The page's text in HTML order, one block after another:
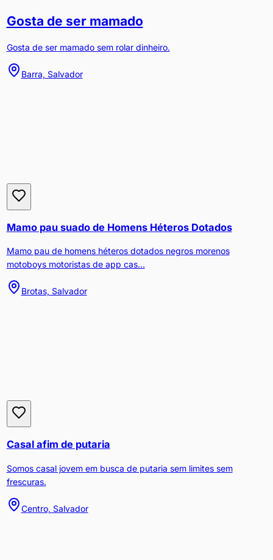
Gosta de ser mamado
Gosta de ser mamado sem rolar dinheiro.
Barra, Salvador
Mamo pau suado de Homens Héteros Dotados
Mamo pau de homens héteros dotados negros morenos
motoboys motoristas de app cas...
Brotas, Salvador
Casal afim de putaria
Somos casal jovem em busca de putaria sem limites sem
frescuras.
Centro, Salvador